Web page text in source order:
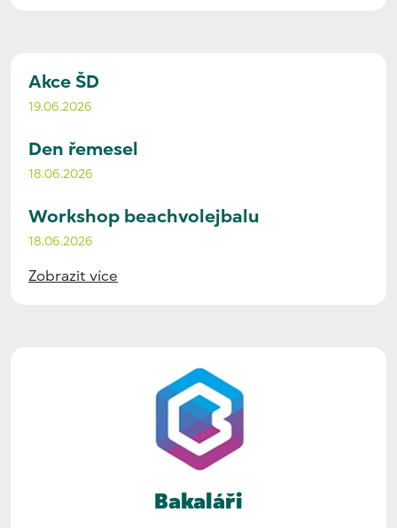
Akce ŠD
19.06.2026
Den řemesel
18.06.2026
Workshop beachvolejbalu
18.06.2026
Zobrazit více
Bakaláři